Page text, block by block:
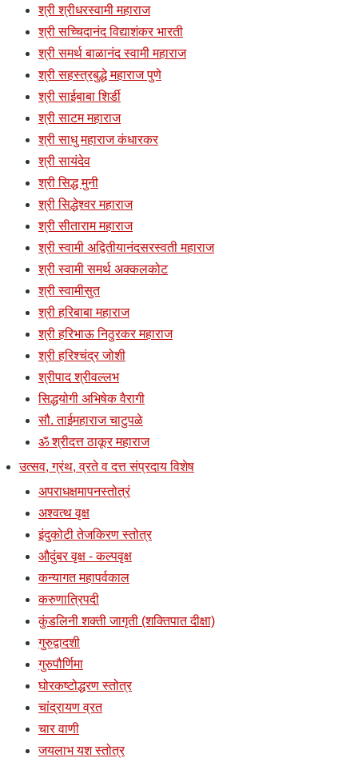
श्री श्रीधरस्वामी महाराज
श्री सच्चिदानंद विद्याशंकर भारती
श्री समर्थ बाळानंद स्वामी महाराज
श्री सहस्त्रबुद्धे महाराज पुणे
श्री साईबाबा शिर्डी
श्री साटम महाराज
श्री साधु महाराज कंधारकर
श्री सायंदेव
श्री सिद्ध मुनी
श्री सिद्धेश्वर महाराज
श्री सीताराम महाराज
श्री स्वामी अद्वितीयानंदसरस्वती महाराज
श्री स्वामी समर्थ अक्कलकोट
श्री स्वामीसुत
श्री हरिबाबा महाराज
श्री हरिभाऊ निठुरकर महाराज
श्री हरिश्चंद्र जोशी
श्रीपाद श्रीवल्लभ
सिद्धयोगी अभिषेक वैरागी
सौ. ताईमहाराज चाटुपळे
ॐ श्रीदत्त ठाकूर महाराज
उत्सव, ग्रंथ, व्रते व दत्त संप्रदाय विशेष
अपराधक्षमापनस्तोत्रं
अश्वत्थ वृक्ष
इंदुकोटी तेजकिरण स्तोत्र
औदुंबर वृक्ष - कल्पवृक्ष
कन्यागत महापर्वकाल
करुणात्रिपदी
कुंडलिनी शक्ती जागृती (शक्तिपात दीक्षा)
गुरुद्वादशी
गुरुपौर्णिमा
घोरकष्टोद्धरण स्तोत्र
चांद्रायण व्रत
चार वाणी
जयलाभ यश स्तोत्र